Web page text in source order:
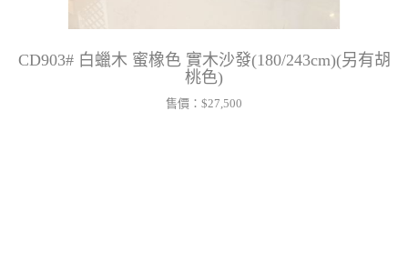
CD903# 白蠟木 蜜橡色 實木沙發(180/243cm)(另有胡
桃色)
售價： $27,500